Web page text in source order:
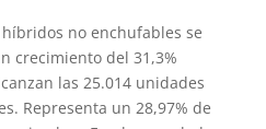
no enchufables se
crecimiento del 31,3%
las 25.014 unidades
Representa un 28,97% de